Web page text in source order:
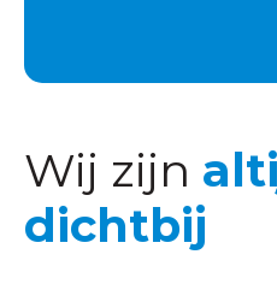
Wij zijn
dichtbij